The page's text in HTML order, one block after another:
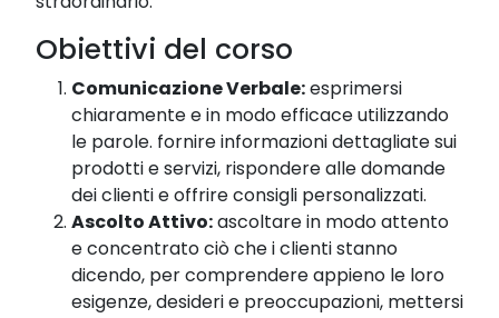
Obiettivi del corso
ComunicazioneVerbale:esprimersi
chiaramente e in modo efficace utilizzando
le parole. fornire informazioni dettagliate sui
prodotti e servizi, rispondere alle domande
dei clienti e offrire consigli personalizzati.
AscoltoAttivo:ascoltare in modo attento
e concentrato ciò che i clienti stanno
dicendo, per comprendere appieno le loro
esigenze, desideri e preoccupazioni, mettersi